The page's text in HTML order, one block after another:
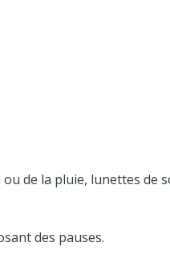
de la pluie, lunettes de
des pauses.